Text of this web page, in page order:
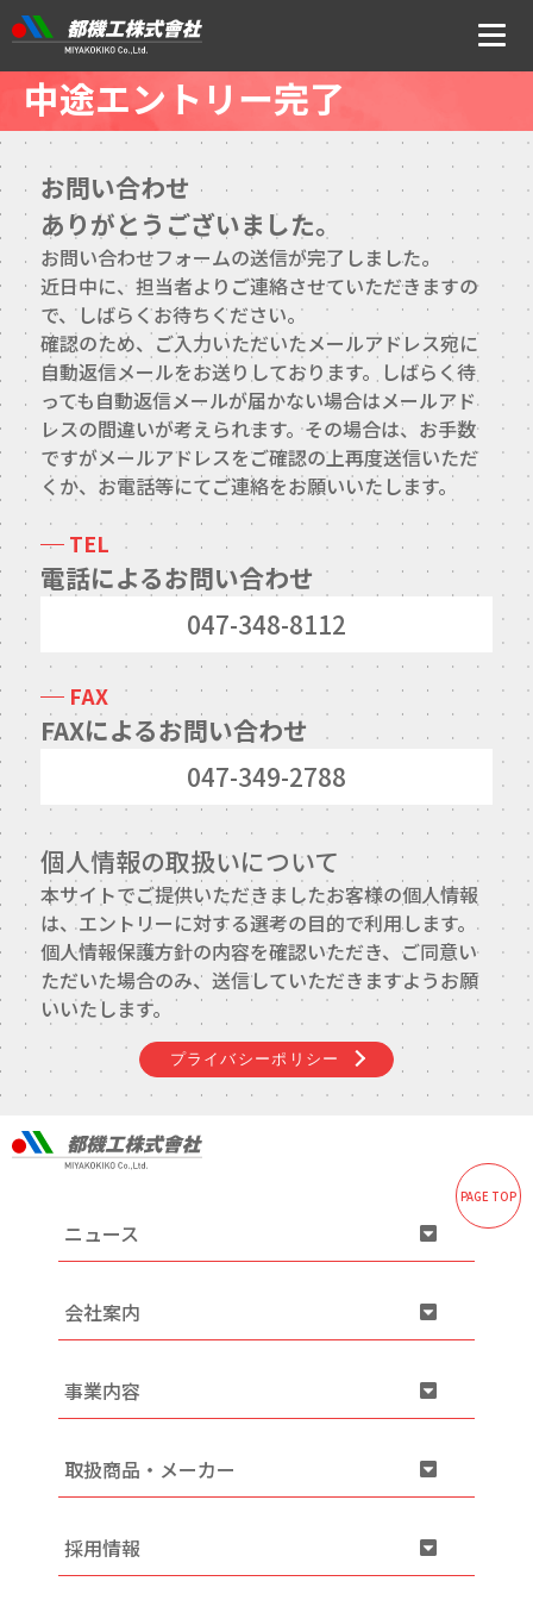
ニュース
会社案内
トップメッセージ・社是・経営理念
会社概要
沿革
事業所アクセス
CSR・ISOの取り組みについて
事業内容
TFPについて
取扱商品・メーカー
取扱メーカー一覧
採用情報
会社を知る
人と仕事を知る
社風を知る
制度を知る
新卒エントリー
中途エントリー完了
お問い合わせ
ありがとうございました。
お問い合わせフォームの送信が完了しました。
近日中に、担当者よりご連絡させていただきますの
で、しばらくお待ちください。
確認のため、ご入力いただいたメールアドレス宛に
自動返信メールをお送りしております。 しばらく待
っても自動返信メールが届かない場合はメールアド
レスの間違いが考えられます。その場合は、お手数
ですがメールアドレスをご確認の上再度送信いただ
くか、お電話等にてご連絡をお願いいたします。
TEL
電話によるお問い合わせ
047-348-8112
FAX
FAXによるお問い合わせ
047-349-2788
個人情報の取扱いについて
本サイトでご提供いただきましたお客様の個人情報
は、エントリーに対する選考の目的で利用します。
個人情報保護方針の内容を確認いただき、ご同意い
ただいた場合のみ、送信していただきますようお願
いいたします。
プライバシーポリシー
PAGE TOP
ニュース
会社案内
事業内容
取扱商品・メーカー
採用情報